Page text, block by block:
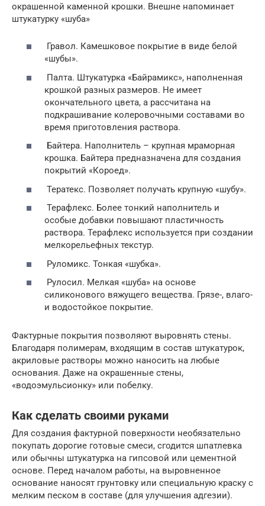
окрашенной каменной крошки. Внешне напоминает
штукатурку «шуба»
Гравол. Камешковое покрытие в виде белой
«шубы».
Палта. Штукатурка «Байрамикс», наполненная
крошкой разных размеров. Не имеет
окончательного цвета, а рассчитана на
подкрашивание колеровочными составами во
время приготовления раствора.
Байтера. Наполнитель – крупная мраморная
крошка. Байтера предназначена для создания
покрытий «Короед».
Тератекс. Позволяет получать крупную «шубу».
Терафлекс. Более тонкий наполнитель и
особые добавки повышают пластичность
раствора. Терафлекс используется при создании
мелкорельефных текстур.
Руломикс. Тонкая «шубка».
Рулосил. Мелкая «шуба» на основе
силиконового вяжущего вещества. Грязе-, влаго-
и водостойкое покрытие.
Фактурные покрытия позволяют выровнять стены.
Благодаря полимерам, входящим в состав штукатурок,
акриловые растворы можно наносить на любые
основания. Даже на окрашенные стены,
«водоэмульсионку» или побелку.
Как сделать своими руками
Для создания фактурной поверхности необязательно
покупать дорогие готовые смеси, сгодится шпатлевка
или обычны штукатурка на гипсовой или цементной
основе. Перед началом работы, на выровненное
основание наносят грунтовку или специальную краску с
мелким песком в составе (для улучшения адгезии).